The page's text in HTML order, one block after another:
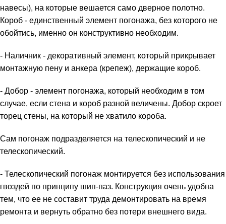
навесы), на которые вешается само дверное полотно.
Короб - единственный элемент погонажа, без которого не
обойтись, именно он конструктивно необходим.
- Наличник - декоративный элемент, который прикрывает
монтажную пену и анкера (крепеж), держащие короб.
- Добор - элемент погонажа, который необходим в том
случае, если стена и короб разной величены. Добор скроет
торец стены, на который не хватило короба.
Сам погонаж подразделяется на телескопический и не
телескопический.
- Телескопический погонаж монтируется без использования
гвоздей по принципу шип-паз. Конструкция очень удобна
тем, что ее не составит труда демонтировать на время
ремонта и вернуть обратно без потери внешнего вида.